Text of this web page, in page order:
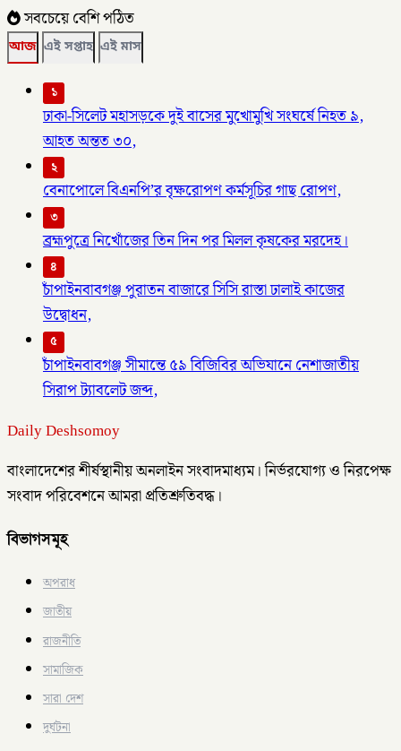
সবচেয়ে বেশি পঠিত
আজ এই সপ্তাহ এই মাস
১
ঢাকা-সিলেট মহাসড়কে দুই বাসের মুখোমুখি সংঘর্ষে নিহত ৯,
আহত অন্তত ৩০,
২
বেনাপোলে বিএনপি’র বৃক্ষরোপণ কর্মসূচির গাছ রোপণ,
৩
ব্রহ্মপুত্রে নিখোঁজের তিন দিন পর মিলল কৃষকের মরদেহ।
৪
চাঁপাইনবাবগঞ্জ পুরাতন বাজারে সিসি রাস্তা ঢালাই কাজের
উদ্বোধন,
৫
চাঁপাইনবাবগঞ্জ সীমান্তে ৫৯ বিজিবির অভিযানে নেশাজাতীয়
সিরাপ ট্যাবলেট জব্দ,
Daily Deshsomoy
বাংলাদেশের শীর্ষস্থানীয় অনলাইন সংবাদমাধ্যম। নির্ভরযোগ্য ও নিরপেক্ষ
সংবাদ পরিবেশনে আমরা প্রতিশ্রুতিবদ্ধ।
বিভাগসমূহ
অপরাধ
জাতীয়
রাজনীতি
সামাজিক
সারা দেশ
দুর্ঘটনা